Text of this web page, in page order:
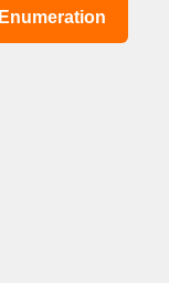
Enumeration